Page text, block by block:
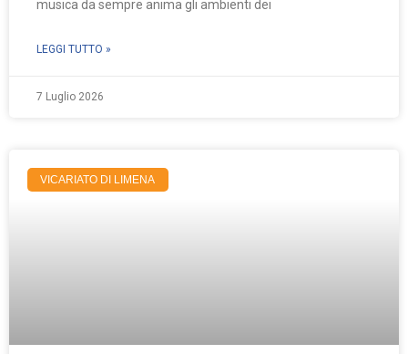
musica da sempre anima gli ambienti dei
LEGGI TUTTO »
7 Luglio 2026
VICARIATO DI LIMENA